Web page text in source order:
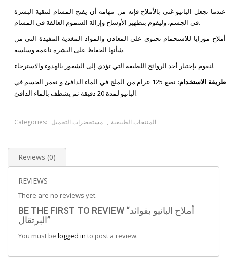
عندما نجعل البانيو غني بالأملاح فإنه من مهامه أن يفتح المسام لتنقية البشرة
في الجسم، وليقوم بتطهير الأوساخ وإزالة السموم العالقة في المسام.
أملاح مورايا للاستحمام تحتوي على المعادن والمواد المغذية المفيدة التي من
شأنها الحفاظ على البشرة ناعمة وسلسة.
لنقوم بإختيار أحد الروائح اللطيفة التي تؤدي إلى الشعور بالهدوء والاسترخاء.
طريقة الاستخدام
: نضع 125 غرام من الملح في الماء الدافئ و نغمر الجسم في
البانيو لمدة 20 دقيقة ثم يشطف بالماء الدافئ.
Categories: المنتجات الطبيعية , مستحضرات التجميل
Reviews (0)
REVIEWS
There are no reviews yet.
BE THE FIRST TO REVIEW “أملاح البانيو بفوائد
البرتقال”
You must be logged in to post a review.